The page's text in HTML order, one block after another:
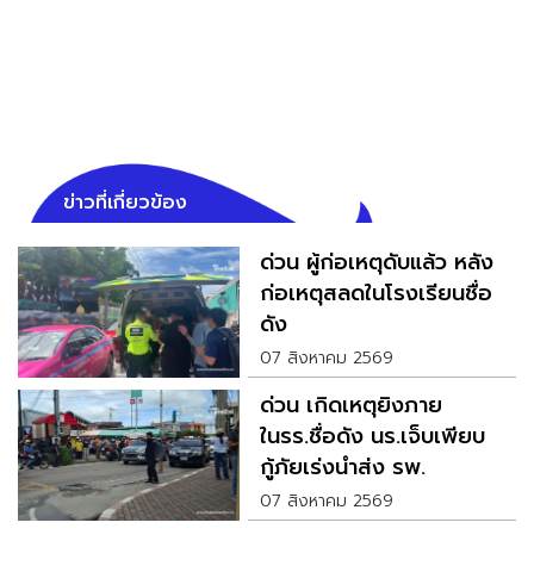
ข่าวที่เกี่ยวข้อง
ด่วน ผู้ก่อเหตุดับแล้ว หลัง
ก่อเหตุสลดในโรงเรียนชื่อ
ดัง
07 สิงหาคม 2569
ด่วน เกิดเหตุยิงภาย
ในรร.ชื่อดัง นร.เจ็บเพียบ
กู้ภัยเร่งนำส่ง รพ.
07 สิงหาคม 2569